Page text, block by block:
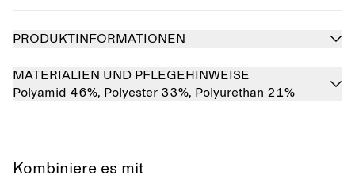
PRODUKTINFORMATIONEN
MATERIALIEN UND PFLEGEHINWEISE
Polyamid 46%, Polyester 33%, Polyurethan 21%
Kombiniere es mit